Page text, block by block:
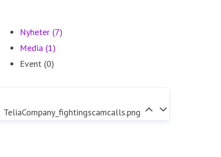
Nyheter (7)
Media (1)
Event (0)
TeliaCompany_fightingscamcalls.png